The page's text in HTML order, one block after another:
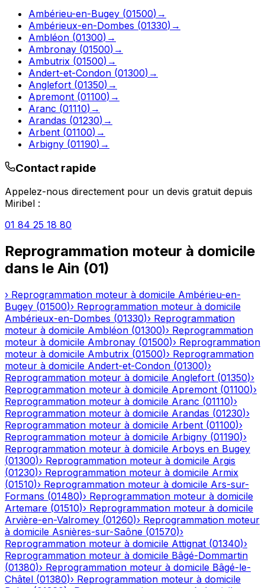
Ambérieu-en-Bugey (01500) →
Ambérieux-en-Dombes (01330) →
Ambléon (01300) →
Ambronay (01500) →
Ambutrix (01500) →
Andert-et-Condon (01300) →
Anglefort (01350) →
Apremont (01100) →
Aranc (01110) →
Arandas (01230) →
Arbent (01100) →
Arbigny (01190) →
Contact rapide
Appelez-nous directement pour un devis gratuit depuis
Miribel :
01 84 25 18 80
Reprogrammation moteur à domicile
dans le Ain (01)
› Reprogrammation moteur à domicile Ambérieu-en-
Bugey (01500)› Reprogrammation moteur à domicile
Ambérieux-en-Dombes (01330)› Reprogrammation
moteur à domicile Ambléon (01300)› Reprogrammation
moteur à domicile Ambronay (01500)› Reprogrammation
moteur à domicile Ambutrix (01500)› Reprogrammation
moteur à domicile Andert-et-Condon (01300)›
Reprogrammation moteur à domicile Anglefort (01350)›
Reprogrammation moteur à domicile Apremont (01100)›
Reprogrammation moteur à domicile Aranc (01110)›
Reprogrammation moteur à domicile Arandas (01230)›
Reprogrammation moteur à domicile Arbent (01100)›
Reprogrammation moteur à domicile Arbigny (01190)›
Reprogrammation moteur à domicile Arboys en Bugey
(01300)› Reprogrammation moteur à domicile Argis
(01230)› Reprogrammation moteur à domicile Armix
(01510)› Reprogrammation moteur à domicile Ars-sur-
Formans (01480)› Reprogrammation moteur à domicile
Artemare (01510)› Reprogrammation moteur à domicile
Arvière-en-Valromey (01260)› Reprogrammation moteur
à domicile Asnières-sur-Saône (01570)›
Reprogrammation moteur à domicile Attignat (01340)›
Reprogrammation moteur à domicile Bâgé-Dommartin
(01380)› Reprogrammation moteur à domicile Bâgé-le-
Châtel (01380)› Reprogrammation moteur à domicile